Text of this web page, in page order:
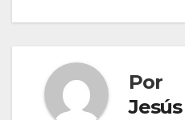
entradas
Por